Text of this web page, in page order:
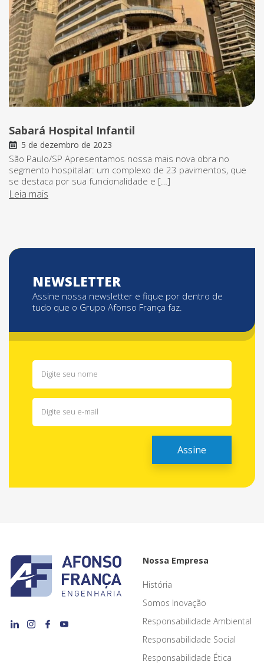
Sabará Hospital Infantil
5 de dezembro de 2023
São Paulo/SP Apresentamos nossa mais nova obra no
segmento hospitalar: um complexo de 23 pavimentos, que
se destaca por sua funcionalidade e […]
Leia mais
NEWSLETTER
Assine nossa newsletter e fique por dentro de
tudo que o Grupo Afonso França faz.
Nossa Empresa
História
Somos Inovação
Responsabilidade Ambiental
Responsabilidade Social
Responsabilidade Ética